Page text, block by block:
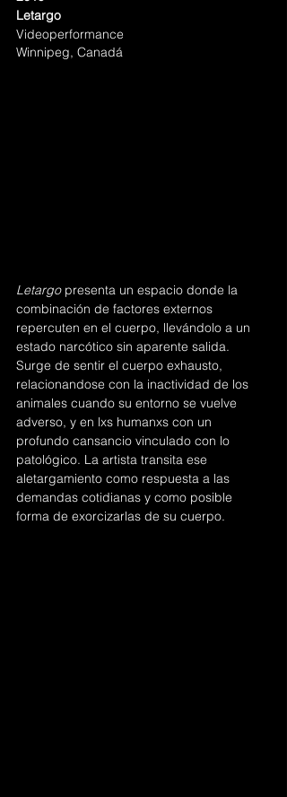
Letargo
Videoperformance
Winnipeg, Canadá
Letargo presenta un espacio donde la
combinación de factores externos
repercuten en el cuerpo, llevándolo a un
estado narcótico sin aparente salida.
Surge de sentir el cuerpo exhausto,
relacionandose con la inactividad de los
animales cuando su entorno se vuelve
adverso, y en lxs humanxs con un
profundo cansancio vinculado con lo
patológico. La artista transita ese
aletargamiento como respuesta a las
demandas cotidianas y como posible
forma de exorcizarlas de su cuerpo.